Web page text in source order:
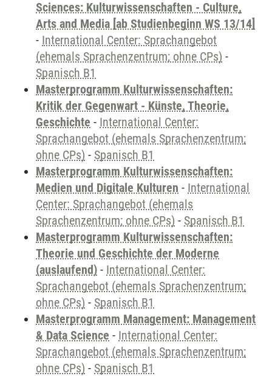
Sciences: Kulturwissenschaften - Culture,
Arts and Media [ab Studienbeginn WS 13/14]
- International Center: Sprachangebot
(ehemals Sprachenzentrum; ohne CPs) -
Spanisch B1
Masterprogramm Kulturwissenschaften:
Kritik der Gegenwart - Künste, Theorie,
Geschichte - International Center:
Sprachangebot (ehemals Sprachenzentrum;
ohne CPs) - Spanisch B1
Masterprogramm Kulturwissenschaften:
Medien und Digitale Kulturen - International
Center: Sprachangebot (ehemals
Sprachenzentrum; ohne CPs) - Spanisch B1
Masterprogramm Kulturwissenschaften:
Theorie und Geschichte der Moderne
(auslaufend) - International Center:
Sprachangebot (ehemals Sprachenzentrum;
ohne CPs) - Spanisch B1
Masterprogramm Management: Management
& Data Science - International Center:
Sprachangebot (ehemals Sprachenzentrum;
ohne CPs) - Spanisch B1